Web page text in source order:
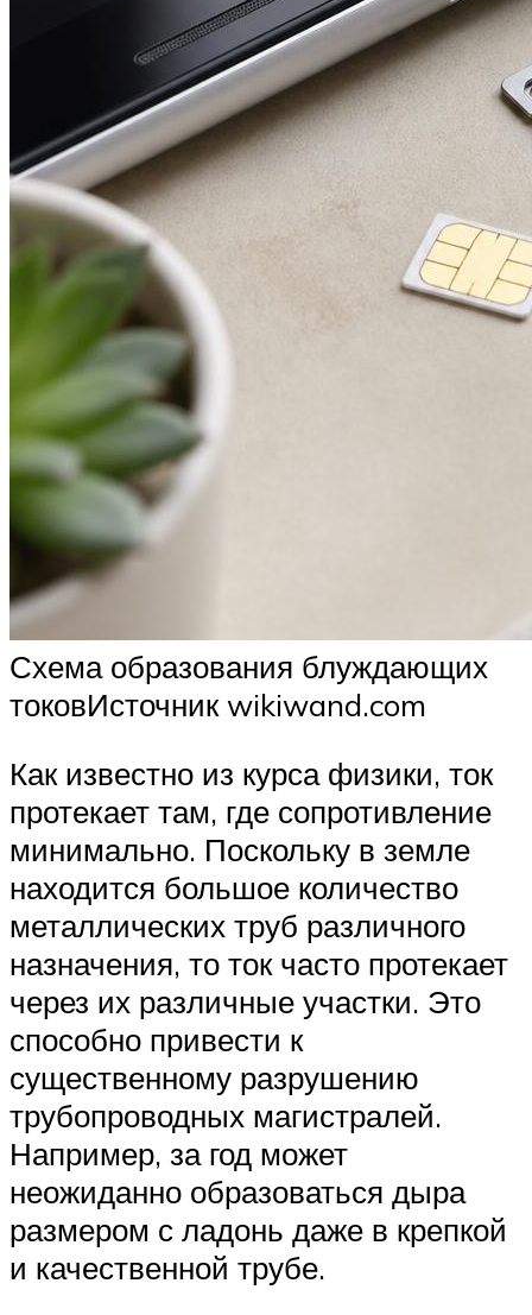
Схема образования блуждающих
токовИсточник wikiwand.com
Как известно из курса физики, ток
протекает там, где сопротивление
минимально. Поскольку в земле
находится большое количество
металлических труб различного
назначения, то ток часто протекает
через их различные участки. Это
способно привести к
существенному разрушению
трубопроводных магистралей.
Например, за год может
неожиданно образоваться дыра
размером с ладонь даже в крепкой
и качественной трубе.